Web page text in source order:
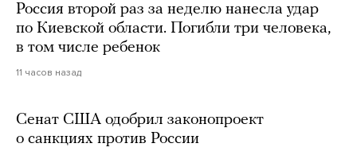
Россия второй раз за неделю нанесла удар
по Киевской области. Погибли три человека,
в том числе ребенок
11 часов назад
Сенат США одобрил законопроект
о санкциях против России